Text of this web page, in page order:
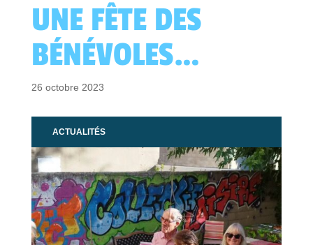
UNE FÊTE DES
BÉNÉVOLES…
26 octobre 2023
ACTUALITÉS